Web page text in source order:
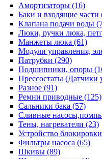
Амортизаторы (16)
Баки и входящие части
Клапана подачи воды
Люки, ручки люка,
Манжеты люка (61)
Модули управления,
Патрубки (290)
Подшипники, опоры
Прессостаты (Датчики
Разное (91)
Ремни приводные (125)
Сальники бака (57)
Сливные
Тены, нагреватели (23)
Устройство
Фильтры насоса (65)
Шкивы (89)